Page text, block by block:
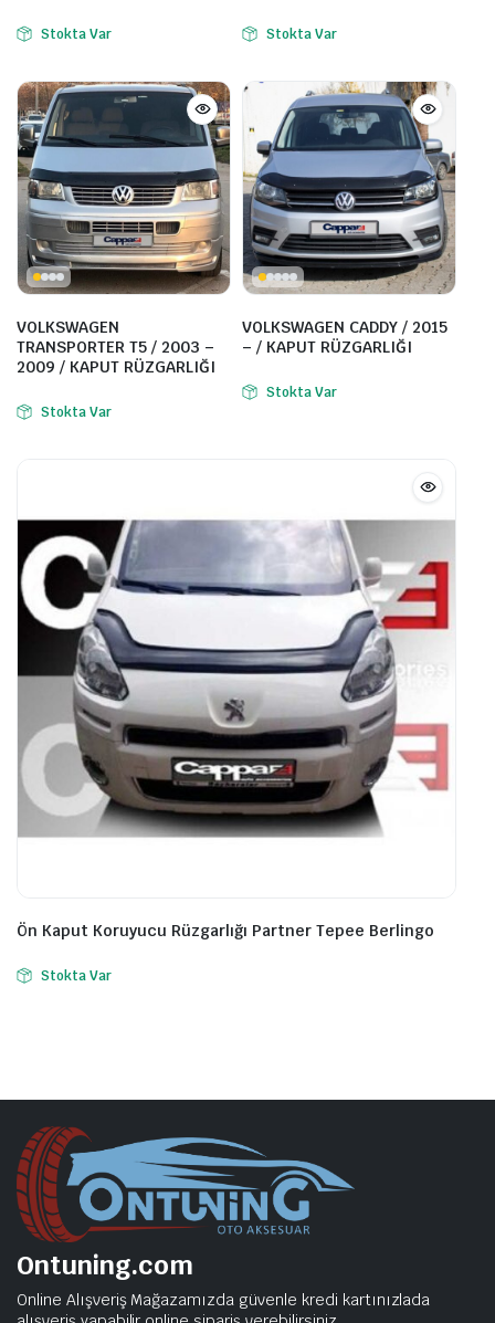
Stokta Var Stokta Var
VOLKSWAGEN
TRANSPORTER T5 / 2003 –
2009 / KAPUT RÜZGARLIĞI
Stokta Var
VOLKSWAGEN CADDY / 2015
– / KAPUT RÜZGARLIĞI
Stokta Var
Ön Kaput Koruyucu Rüzgarlığı Partner Tepee Berlingo
Stokta Var
Ontuning.com
Online Alışveriş Mağazamızda güvenle kredi kartınızlada